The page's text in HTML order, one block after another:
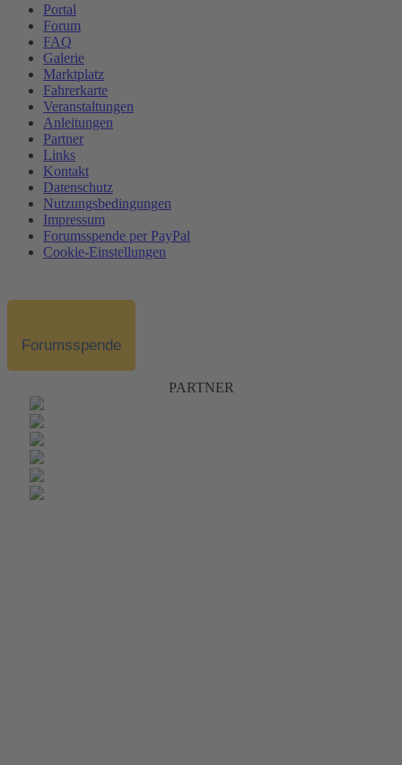
Portal
Forum
FAQ
Galerie
Marktplatz
Fahrerkarte
Veranstaltungen
Anleitungen
Partner
Links
Kontakt
Datenschutz
Nutzungsbedingungen
Impressum
Forumsspende per PayPal
Cookie-Einstellungen
Forumsspende
PARTNER